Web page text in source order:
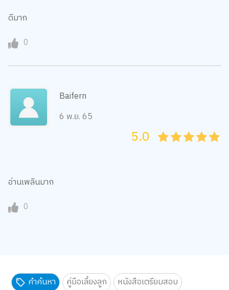
ดีมาก
0
Baifern
6 พ.ย. 65
45
4
35
3
25
2
15
1
05
5.0
อ่านเพลินมาก
0
คำค้นหา คู่มือเลี้ยงลูก
หนังสือเตรียมสอบ